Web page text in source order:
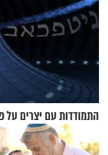
התמודדות עם יצרים על